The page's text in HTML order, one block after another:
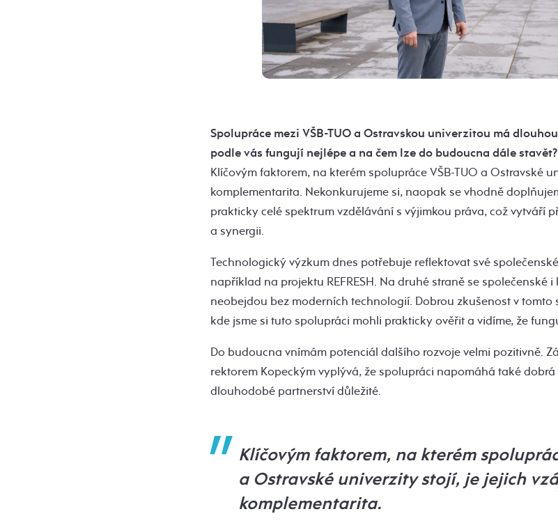
Spolupráce mezi VŠB-TUO a Ostravskou univerzitou má
podle vás fungují nejlépe a na čem lze do budoucna dále stavět?
Klíčovým faktorem, na kterém spolupráce VŠB-TUO a Ostravské
komplementarita. Nekonkurujeme si, naopak se vhodně
prakticky celé spektrum vzdělávání s výjimkou práva, což vytváří
a synergii.
Technologický výzkum dnes potřebuje reflektovat své
například na projektu REFRESH. Na druhé straně se společenské
neobejdou bez moderních technologií. Dobrou zkušenost v tomto
kde jsme si tuto spolupráci mohli prakticky ověřit a vidíme, že
Do budoucna vnímám potenciál dalšího rozvoje velmi pozitivně.
rektorem Kopeckým vyplývá, že spolupráci napomáhá také
dlouhodobé partnerství důležité.
Klíčovým faktorem, na kterém
a Ostravské univerzity stojí, je jejich
komplementarita.